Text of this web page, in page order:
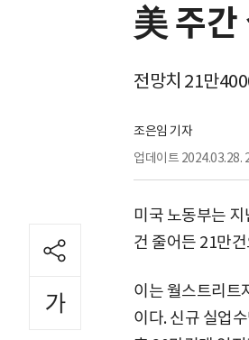
美 주
전망치 21만
조은임 기자
업데이트 2024.03.28.
미국 노동부는
건 줄어든 21만
이는 월스트리트
이다. 신규 실업